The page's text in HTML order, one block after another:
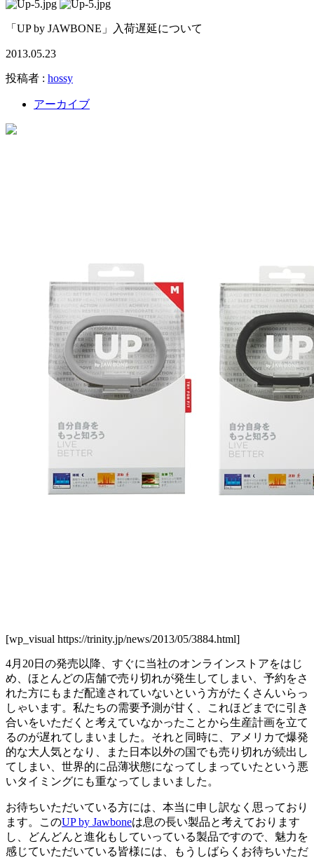
「UP by JAWBONE」入荷遅延について
2013.05.23
投稿者 : hossy
アーカイブ
[wp_visual https://trinity.jp/news/2013/05/3884.html]
4月20日の発売以降、すぐに当社のオンラインストアをはじ
め、ほとんどの店舗で売り切れが発生してしまい、予約をさ
れた方にもまだ配達されていないという方がたくさんいらっ
しゃいます。私たちの需要予測が甘く、これほどまでに引き
合いをいただくと考えていなかったことから生産計画を立て
るのが遅れてしまいました。それと同時に、アメリカで爆発
的な大人気となり、また日本以外の国でも売り切れが続出し
てしまい、世界的に品薄状態になってしまっていたという悪
いタイミングにも重なってしまいました。
お待ちいただいている方には、本当に申し訳なく思っており
ます。このUP by Jawboneは息の長い製品と考えております
し、どんどんと進化もしていっている製品ですので、魅力を
感じていただいている皆様には、もうしばらくお待ちいただ